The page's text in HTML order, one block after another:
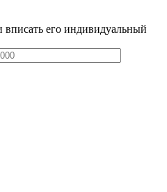
вписать его индивидуальный